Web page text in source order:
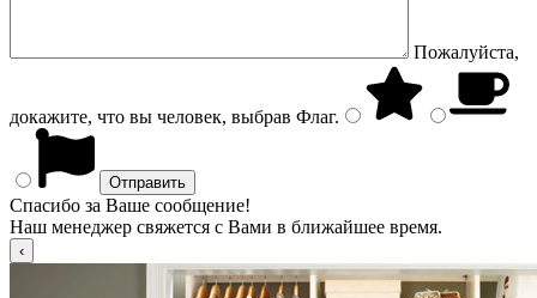
Пожалуйста,
докажите, что вы человек, выбрав Флаг.
Спасибо за Ваше сообщение!
Наш менеджер свяжется с Вами в ближайшее время.